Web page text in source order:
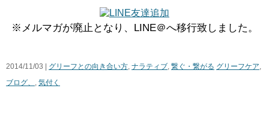
※メルマガが廃止となり、LINE＠へ移行致しました。
2014/11/03 | グリーフとの向き合い方, ナラティブ, 繋ぐ・繋がる グリーフケア,
ブログ、 , 気付く